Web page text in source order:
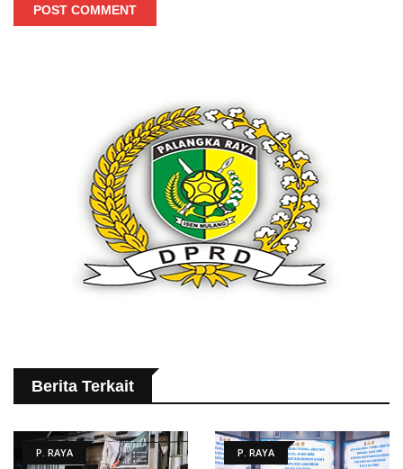
POST COMMENT
Berita Terkait
P. RAYA P. RAYA